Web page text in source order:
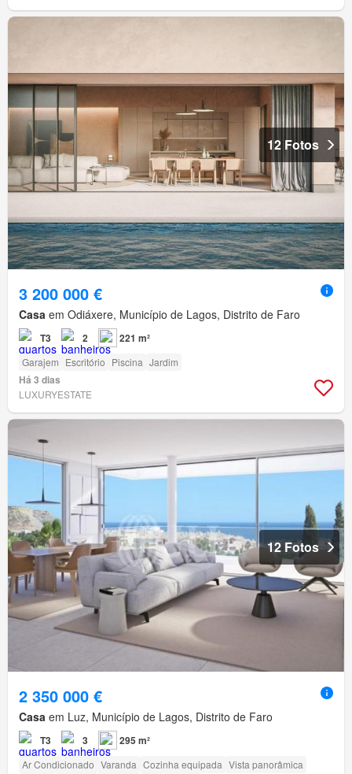
12 Fotos
3 200 000 €
Casa em Odiáxere, Município de Lagos, Distrito de Faro
T3 2 221 m²
Garajem Escritório Piscina Jardim
Há 3 dias
LUXURYESTATE
12 Fotos
2 350 000 €
Casa em Luz, Município de Lagos, Distrito de Faro
T3 3 295 m²
Ar Condicionado Varanda Cozinha equipada Vista panorâmica